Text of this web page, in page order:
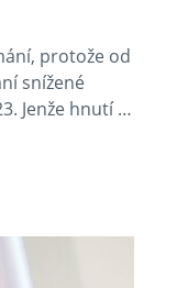
protože od
snížené
Jenže hnutí …